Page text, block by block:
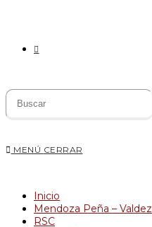
Buscar
MENÚ CERRAR
Inicio
Mendoza Peña – Valdez
RSC